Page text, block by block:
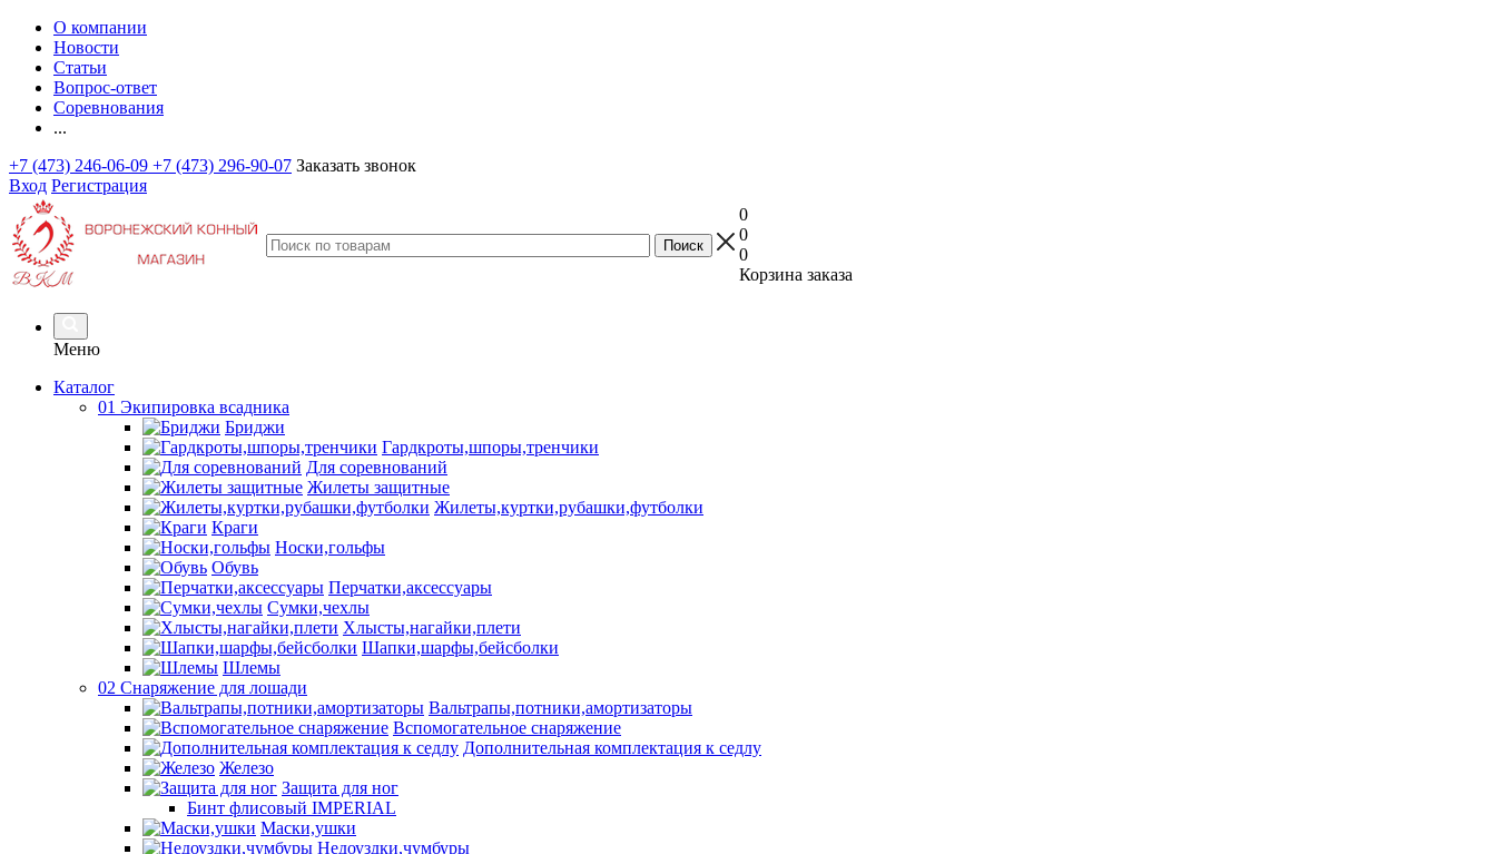
О компании
Новости
Статьи
Вопрос-ответ
Соревнования
...
+7 (473) 246-06-09 +7 (473) 296-90-07 Заказать звонок
Вход Регистрация
0
0
0
Корзина заказа
Меню
Каталог
01 Экипировка всадника
Бриджи
Гардкроты,шпоры,тренчики
Для соревнований
Жилеты защитные
Жилеты,куртки,рубашки,футболки
Краги
Носки,гольфы
Обувь
Перчатки,аксессуары
Сумки,чехлы
Хлысты,нагайки,плети
Шапки,шарфы,бейсболки
Шлемы
02 Снаряжение для лошади
Вальтрапы,потники,амортизаторы
Вспомогательное снаряжение
Дополнительная комплектация к седлу
Железо
Защита для ног
Бинт флисовый IMPERIAL
Маски,ушки
Недоуздки,чумбуры